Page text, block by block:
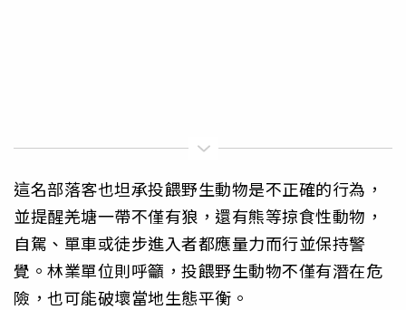
這名部落客也坦承投餵野生動物是不正確的行為，
並提醒羌塘一帶不僅有狼，還有熊等掠食性動物，
自駕、單車或徒步進入者都應量力而行並保持警
覺。林業單位則呼籲，投餵野生動物不僅有潛在危
險，也可能破壞當地生態平衡。